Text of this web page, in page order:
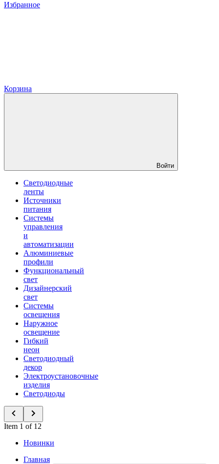
Избранное
Корзина
Войти
Светодиодные
ленты
Источники
питания
Системы
управления
и
автоматизации
Алюминиевые
профили
Функциональный
свет
Дизайнерский
свет
Системы
освещения
Наружное
освещение
Гибкий
неон
Светодиодный
декор
Электроустановочные
изделия
Светодиоды
Item 1 of 12
Новинки
Главная